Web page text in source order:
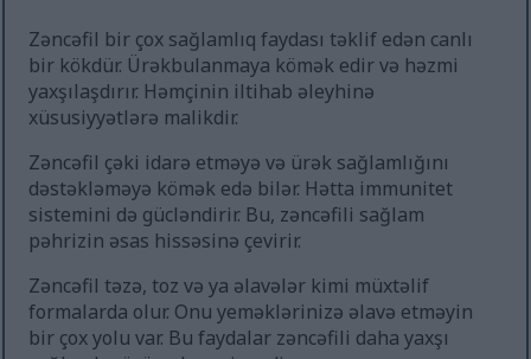
Zəncəfil bir çox sağlamlıq faydası təklif edən canlı
bir kökdür. Ürəkbulanmaya kömək edir və həzmi
yaxşılaşdırır. Həmçinin iltihab əleyhinə
xüsusiyyətlərə malikdir.
Zəncəfil çəki idarə etməyə və ürək sağlamlığını
dəstəkləməyə kömək edə bilər. Hətta immunitet
sistemini də gücləndirir. Bu, zəncəfili sağlam
pəhrizin əsas hissəsinə çevirir.
Zəncəfil təzə, toz və ya əlavələr kimi müxtəlif
formalarda olur. Onu yeməklərinizə əlavə etməyin
bir çox yolu var. Bu faydalar zəncəfili daha yaxşı